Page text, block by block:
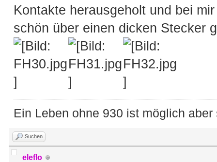
Kontakte herausgeholt und bei
schön über einen dicken Stecker
Ein Leben ohne 930 ist möglich aber
Suchen
eleflo